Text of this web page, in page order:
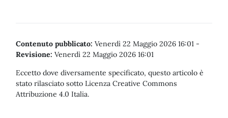
Contenuto pubblicato: Venerdì 22 Maggio 2026 16:01 -
Revisione: Venerdì 22 Maggio 2026 16:01
Eccetto dove diversamente specificato, questo articolo è
stato rilasciato sotto Licenza Creative Commons
Attribuzione 4.0 Italia.